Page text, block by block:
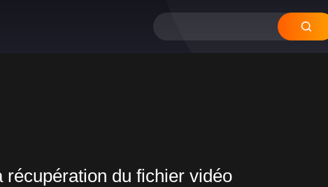
récupération du fichier vidéo